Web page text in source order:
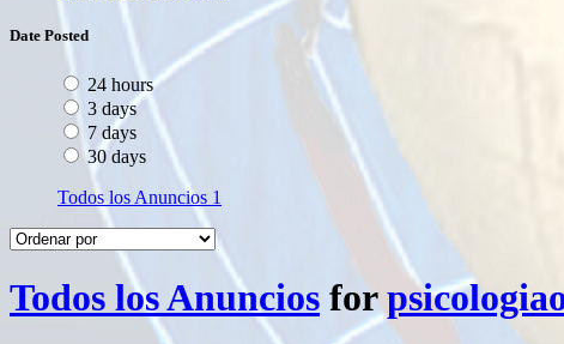
Date Posted
24 hours
3 days
7 days
30 days
Todos los Anuncios 1
Todos los Anuncios for